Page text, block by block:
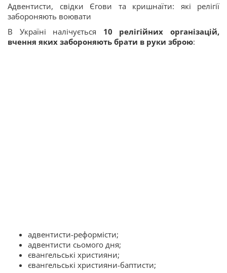
Адвентисти, свідки Єгови та кришнаїти: які релігії
забороняють воювати
В Україні налічується 10 релігійних організацій,
вчення яких забороняють брати в руки зброю:
адвентисти-реформісти;
адвентисти сьомого дня;
євангельські християни;
євангельські християни-баптисти;